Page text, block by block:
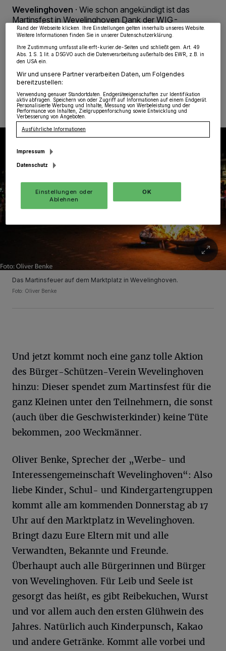
Wevelinghoven · Wie schon angekündigt ist das
Martinsfest in Wevelinghoven Dank der WIG-
Wevelinghoven für alle Kinder der Gartenstadt
gerettet...
05.11.2021 , 10:40 Uhr
Das Martinsfeuer auf dem Marktplatz in Wevelinghoven.
Foto: Oliver Benke
Und jetzt kommt noch eine ganz tolle Aktion
des Bürger-Schützen-Verein Wevelinghoven
hinzu: Dieser spendet zum Martinsfest für die
ganz Kleinen unter den Teilnehmern, die sonst
(auch über die Geschwisterkinder) keine Tüte
bekommen, 200 Weckmänner.
Oliver Benke, Sprecher der „Werbe- und
Interessengemeinschaft Wevelinghoven“: Also
liebe Kinder, Schul- und Kindergartengruppen
kommt alle am kommenden Donnerstag ab 17
Uhr auf den Marktplatz in Wevelinghoven.
Bringt dazu Eure Eltern mit und alle
Verwandten, Bekannte und Freunde.
Überhaupt auch alle Bürgerinnen und Bürger
von Wevelinghoven. Für Leib und Seele ist
gesorgt das heißt, es gibt Reibekuchen, Wurst
und vor allem auch den ersten Glühwein des
Jahres. Natürlich auch Kinderpunsch, Kakao
und andere Getränke. Kommt alle vorbei und
möglicherweise nicht mehr so relevant für Sie. Sie können dieses Menü jederzeit
wieder aufrufen, um Ihre Einstellungen zu ändern oder Ihre Einwilligung zu
widerrufen, indem Sie auf den Link Einstellungen oder Ablehnen am unteren
Rand der Webseite klicken. Ihre Einstellungen gelten innerhalb unseres Website.
Weitere Informationen finden Sie in unserer Datenschutzerklärung.
Ihre Zustimmung umfasst alle erft-kurier.de-Seiten und schließt gem. Art. 49
Abs. 1 S. 1 lit. a DSGVO auch die Datenverarbeitung außerhalb des EWR, z.B. in
den USA ein.
Wir und unsere Partner verarbeiten Daten, um Folgendes
bereitzustellen:
Verwendung genauer Standortdaten. Endgeräteeigenschaften zur Identifikation
aktiv abfragen. Speichern von oder Zugriff auf Informationen auf einem Endgerät.
Personalisierte Werbung und Inhalte, Messung von Werbeleistung und der
Performance von Inhalten, Zielgruppenforschung sowie Entwicklung und
Verbesserung von Angeboten.
Ausführliche Informationen
Impressum
Datenschutz
Einstellungen oder
Ablehnen
OK